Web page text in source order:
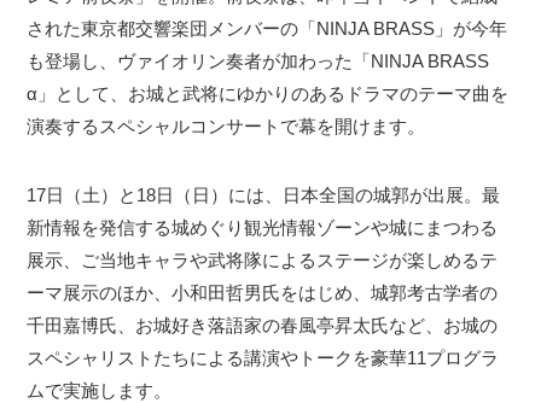
された東京都交響楽団メンバーの「NINJA BRASS」が今年
も登場し、ヴァイオリン奏者が加わった「NINJA BRASS
α」として、お城と武将にゆかりのあるドラマのテーマ曲を
演奏するスペシャルコンサートで幕を開けます。
17日（土）と18日（日）には、日本全国の城郭が出展。最
新情報を発信する城めぐり観光情報ゾーンや城にまつわる
展示、ご当地キャラや武将隊によるステージが楽しめるテ
ーマ展示のほか、小和田哲男氏をはじめ、城郭考古学者の
千田嘉博氏、お城好き落語家の春風亭昇太氏など、お城の
スペシャリストたちによる講演やトークを豪華11プログラ
ムで実施します。